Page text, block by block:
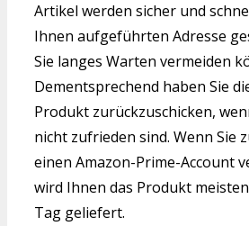
Artikel werden sicher und
Ihnen aufgeführten Adresse
Sie langes Warten vermeiden
Dementsprechend haben Sie
Produkt zurückzuschicken,
nicht zufrieden sind. Wenn Sie
einen Amazon-Prime-Account
wird Ihnen das Produkt
Tag geliefert.